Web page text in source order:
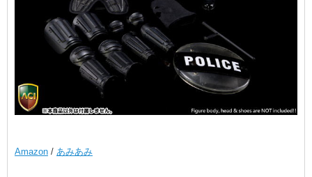
Amazon / あみあみ